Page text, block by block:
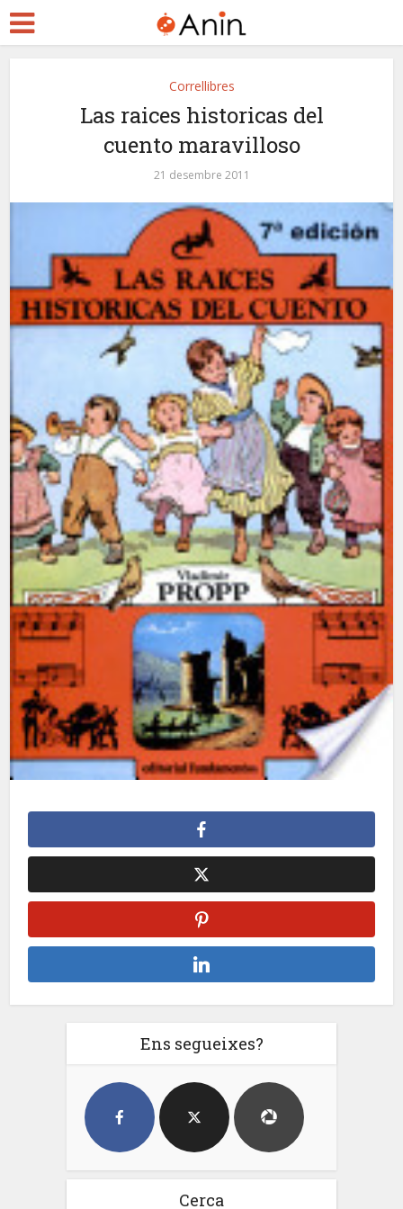
Correllibres
Las raices historicas del
cuento maravilloso
21 desembre 2011
Ens segueixes?
Cerca